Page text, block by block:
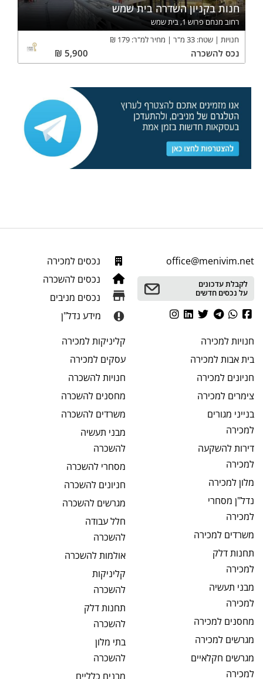
חנות בקניון השדרה בית שמש
רחוב מנחם פרוש 1, בית שמש
חנויות
שטח: 33 מ"ר מחיר למ"ר: 179
₪
נכס להשכרה 5,900
₪
office@menivim.net
לקבלת עדכונים
על נכסים חדשים
נכסים למכירה
נכסים להשכרה
נכסים מניבים
מידע נדל"ן
חנויותלמכירה
בית אבותלמכירה
חניונים למכירה
צימרים למכירה
בנייני מגורים
למכירה
דירות להשקעה
למכירה
מלון למכירה
נדל"ן מסחרי
למכירה
משרדים למכירה
תחנות דלק
למכירה
מבני תעשיה
למכירה
מחסנים למכירה
מגרשים למכירה
מגרשים חקלאיים
למכירה
קליניקותלמכירה
עסקים למכירה
חנויותלהשכרה
מחסנים להשכרה
משרדים להשכרה
מבני תעשיה
להשכרה
מסחרי להשכרה
חניונים להשכרה
מגרשים להשכרה
חלל עבודה
להשכרה
אולמותלהשכרה
קליניקות
להשכרה
תחנות דלק
להשכרה
בתי מלון
להשכרה
מבנים כלליים